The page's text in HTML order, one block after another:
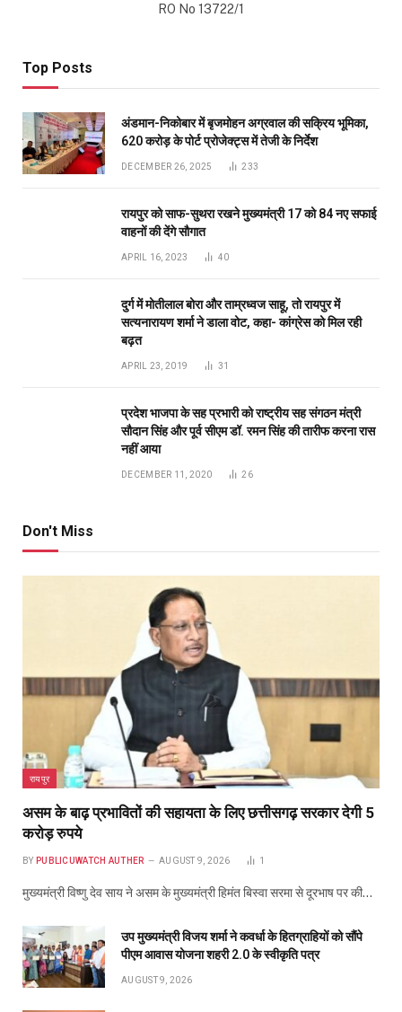
RO No 13722/1
Top Posts
अंडमान-निकोबार में बृजमोहन अग्रवाल की सक्रिय भूमिका,
620 करोड़ के पोर्ट प्रोजेक्ट्स में तेजी के निर्देश
DECEMBER 26, 2025 233
रायपुर को साफ-सुथरा रखने मुख्यमंत्री 17 को 84 नए सफाई
वाहनों की देंगे सौगात
APRIL 16, 2023 40
दुर्ग में मोतीलाल बोरा और ताम्रध्वज साहू, तो रायपुर में
सत्यनारायण शर्मा ने डाला वोट, कहा- कांग्रेस को मिल रही
बढ़त
APRIL 23, 2019 31
प्रदेश भाजपा के सह प्रभारी को राष्ट्रीय सह संगठन मंत्री
सौदान सिंह और पूर्व सीएम डॉ. रमन सिंह की तारीफ करना रास
नहीं आया
DECEMBER 11, 2020 26
Don't Miss
रायपुर
असम के बाढ़ प्रभावितों की सहायता के लिए छत्तीसगढ़ सरकार देगी 5
करोड़ रुपये
BY PUBLICUWATCH AUTHER AUGUST 9, 2026 1
मुख्यमंत्री विष्णु देव साय ने असम के मुख्यमंत्री हिमंत बिस्वा सरमा से दूरभाष पर की…
उप मुख्यमंत्री विजय शर्मा ने कवर्धा के हितग्राहियों को सौंपे
पीएम आवास योजना शहरी 2.0 के स्वीकृति पत्र
AUGUST 9, 2026